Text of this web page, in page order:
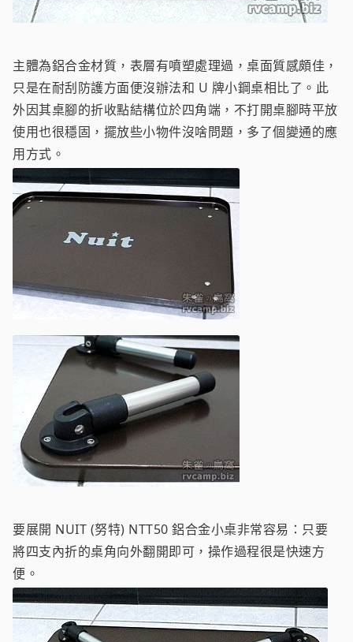
主體為鋁合金材質，表層有噴塑處理過，桌面質感頗佳，
只是在耐刮防護方面便沒辦法和 U 牌小鋼桌相比了。此
外因其桌腳的折收點結構位於四角端，不打開桌腳時平放
使用也很穩固，擺放些小物件沒啥問題，多了個變通的應
用方式。
要展開 NUIT (努特) NTT50 鋁合金小桌非常容易：只要
將四支內折的桌角向外翻開即可，操作過程很是快速方
便。